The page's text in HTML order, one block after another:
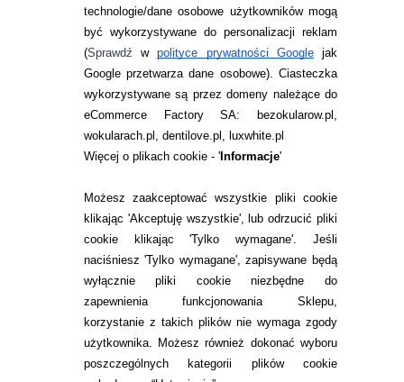
technologie/dane osobowe użytkowników mogą
być wykorzystywane do personalizacji reklam
(Sprawdźwpolityce prywatności Googlejak
Google przetwarza dane osobowe). Ciasteczka
wykorzystywane są przez domeny należące do
eCommerce Factory SA: bezokularow.pl,
wokularach.pl, dentilove.pl, luxwhite.pl
Więcej o plikach cookie - 'Informacje'
Możesz zaakceptować wszystkie pliki cookie
klikając 'Akceptuję wszystkie', lub odrzucić pliki
cookie klikając 'Tylko wymagane'. Jeśli
naciśniesz 'Tylko wymagane', zapisywane będą
wyłącznie pliki cookie niezbędne do
zapewnienia funkcjonowania Sklepu,
korzystanie z takich plików nie wymaga zgody
użytkownika. Możesz również dokonać wyboru
poszczególnych kategorii plików cookie
JAK ZAMAWIAĆ?
ZWROTY I REKLAMACJA
WARUNKI ZAKUPÓW
RANKINGI SOCZEWEK
SOCZEWKI KOLOROWE
Zwrot (odstąpienie od umowy)
ZMIEŃ USTAWIENIA ZGODY NA CIASTECZKA
KONTAKT
telefon:
22 113 44 42
telefon: